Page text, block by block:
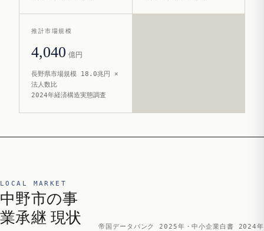
推計市場規模
4,040 億円
長野県市場規模 18.0兆円 ×
法人数比
2024年経済構造実態調査
LOCAL MARKET
中野市の事
業承継 現状
帝国データバンク 2025年・中小企業白書 2024年